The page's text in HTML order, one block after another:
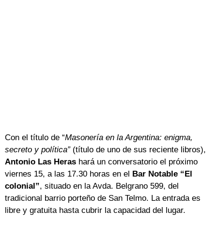
Con el título de “Masonería en la Argentina: enigma,
secreto y política”(título de uno de sus reciente libros),
Antonio Las Heras hará un conversatorio el próximo
viernes 15, a las 17.30 horas en el Bar Notable “El
colonial”, situado en la Avda. Belgrano 599, del
tradicional barrio porteño de San Telmo. La entrada es
libre y gratuita hasta cubrir la capacidad del lugar.